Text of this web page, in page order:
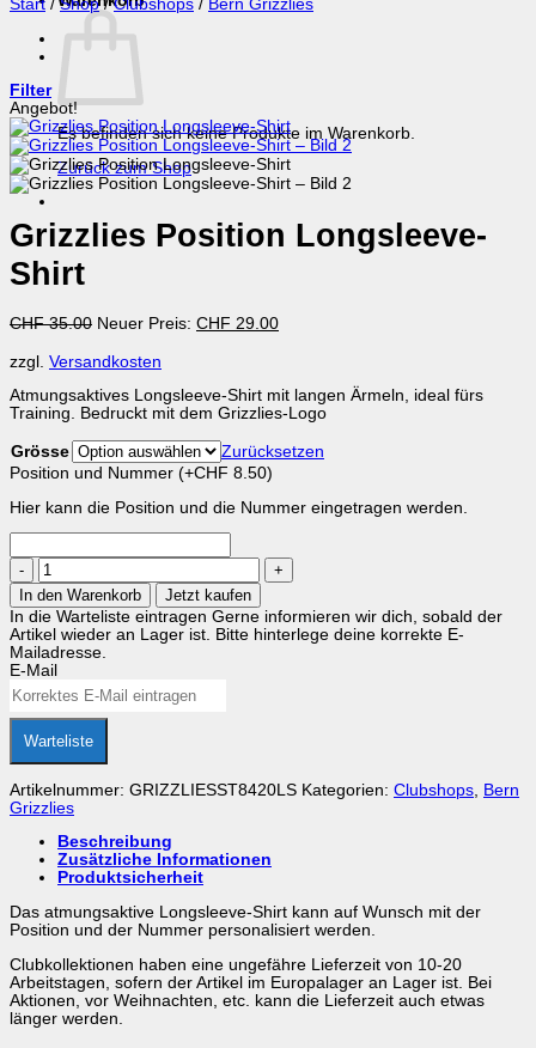
Es befinden sich keine Produkte im Warenkorb.
Zurück zum Shop
Start / Shop / Clubshops / Bern Grizzlies
Filter
Angebot!
Grizzlies Position Longsleeve-
Shirt
CHF35.00 Ursprünglicher
war:
Neuer Preis: CHF 29.00Aktueller
zzgl. Versandkosten
Atmungsaktives Longsleeve-Shirt mit langen Ärmeln, ideal fürs
Training. Bedruckt mit dem Grizzlies-Logo
Grösse
Zurücksetzen
Position und Nummer (+CHF 8.50)
Hier kann die Position und die Nummer eingetragen werden.
Grizzlies
Position
Longsleeve-
Shirt
Menge
In den Warenkorb
Jetzt kaufen
In die Warteliste eintragen Gerne informieren wir dich, sobald der
Artikel wieder an Lager ist. Bitte hinterlege deine korrekte E-
Mailadresse.
E-Mail
Warteliste
Artikelnummer: GRIZZLIESST8420LS Kategorien: Clubshops
Bern
Grizzlies
Beschreibung
Zusätzliche Informationen
Produktsicherheit
Das atmungsaktive Longsleeve-Shirt kann auf Wunsch mit der
Position und der Nummer personalisiert werden.
Clubkollektionen haben eine ungefähre Lieferzeit von 10-20
Arbeitstagen, sofern der Artikel im Europalager an Lager ist. Bei
Aktionen, vor Weihnachten, etc. kann die Lieferzeit auch etwas
länger werden.